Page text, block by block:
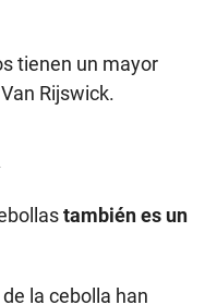
tienen un mayor
Rijswick.
también es un
la cebolla han